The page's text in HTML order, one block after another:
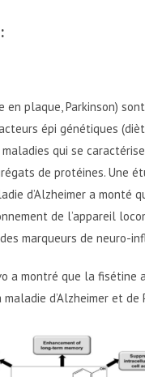
en plaque, Parkinson)
épi génétiques
qui se
de protéines. Une
d’Alzheimer a monté
de l’appareil
marqueurs de neuro-
a montré que la
d’Alzheimer et de